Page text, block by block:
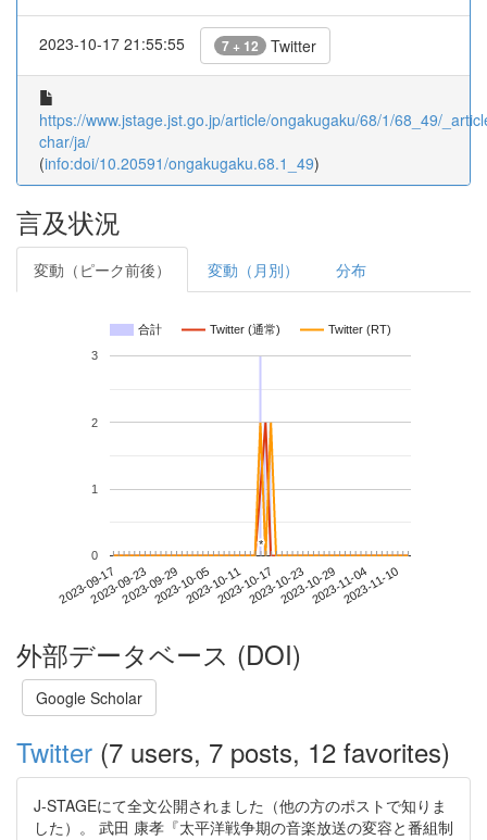
2023-10-17 21:55:55 7 + 12 Twitter
https://www.jstage.jst.go.jp/article/ongakugaku/68/1/68_49/
char/ja/
(info:doi/10.20591/ongakugaku.68.1_49)
言及状況
変動（ピーク前後） 変動（月別） 分布
合計 Twitter (通常) Twitter (RT)
2023-09-172023-09-232023-09-292023-10-052023-10-112023-10-172023-10-232023-10-292023-11-042023-11-10
0
1
2
3
*
*
外部データベース (DOI)
Google Scholar
Twitter (7 users, 7 posts, 12 favorites)
J-STAGEにて全文公開されました（他の方のポストで知りま
した）。 武田 康孝『太平洋戦争期の音楽放送の変容と番組制